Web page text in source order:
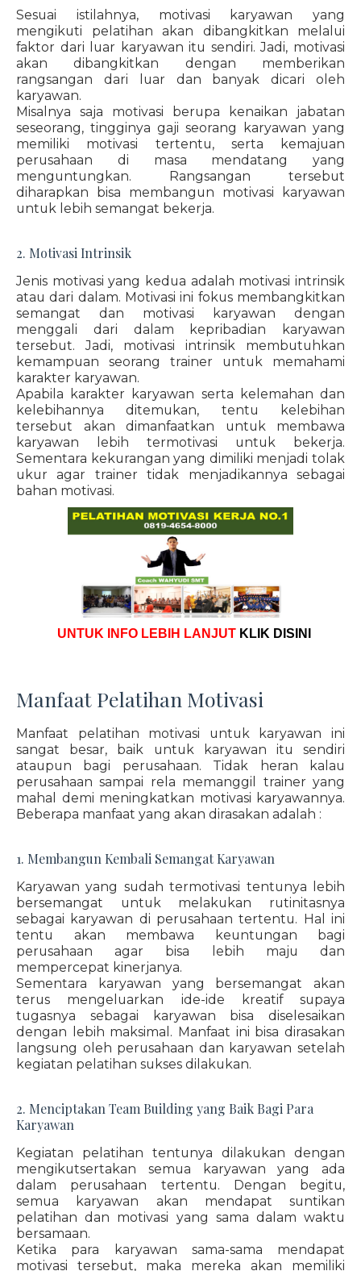
Sesuai istilahnya, motivasi karyawan yang
mengikuti pelatihan akan dibangkitkan melalui
faktor dari luar karyawan itu sendiri. Jadi, motivasi
akan dibangkitkan dengan memberikan
rangsangan dari luar dan banyak dicari oleh
karyawan.
Misalnya saja motivasi berupa kenaikan jabatan
seseorang, tingginya gaji seorang karyawan yang
memiliki motivasi tertentu, serta kemajuan
perusahaan di masa mendatang yang
menguntungkan. Rangsangan tersebut
diharapkan bisa membangun motivasi karyawan
untuk lebih semangat bekerja.
2. Motivasi Intrinsik
Jenis motivasi yang kedua adalah motivasi intrinsik
atau dari dalam. Motivasi ini fokus membangkitkan
semangat dan motivasi karyawan dengan
menggali dari dalam kepribadian karyawan
tersebut. Jadi, motivasi intrinsik membutuhkan
kemampuan seorang trainer untuk memahami
karakter karyawan.
Apabila karakter karyawan serta kelemahan dan
kelebihannya ditemukan, tentu kelebihan
tersebut akan dimanfaatkan untuk membawa
karyawan lebih termotivasi untuk bekerja.
Sementara kekurangan yang dimiliki menjadi tolak
ukur agar trainer tidak menjadikannya sebagai
bahan motivasi.
UNTUK INFO LEBIH LANJUT KLIK DISINI
Manfaat Pelatihan Motivasi
Manfaat pelatihan motivasi untuk karyawan ini
sangat besar, baik untuk karyawan itu sendiri
ataupun bagi perusahaan. Tidak heran kalau
perusahaan sampai rela memanggil trainer yang
mahal demi meningkatkan motivasi karyawannya.
Beberapa manfaat yang akan dirasakan adalah :
1. Membangun Kembali Semangat Karyawan
Karyawan yang sudah termotivasi tentunya lebih
bersemangat untuk melakukan rutinitasnya
sebagai karyawan di perusahaan tertentu. Hal ini
tentu akan membawa keuntungan bagi
perusahaan agar bisa lebih maju dan
mempercepat kinerjanya.
Sementara karyawan yang bersemangat akan
terus mengeluarkan ide-ide kreatif supaya
tugasnya sebagai karyawan bisa diselesaikan
dengan lebih maksimal. Manfaat ini bisa dirasakan
langsung oleh perusahaan dan karyawan setelah
kegiatan pelatihan sukses dilakukan.
2. Menciptakan Team Building yang Baik Bagi Para
Karyawan
Kegiatan pelatihan tentunya dilakukan dengan
mengikutsertakan semua karyawan yang ada
dalam perusahaan tertentu. Dengan begitu,
semua karyawan akan mendapat suntikan
pelatihan dan motivasi yang sama dalam waktu
bersamaan.
Ketika para karyawan sama-sama mendapat
motivasi tersebut, maka mereka akan memiliki